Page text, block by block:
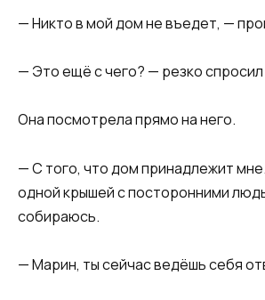
— Никто в мой дом не въедет, —
— Это ещё с чего? — резко
Она посмотрела прямо на него.
— С того, что дом принадлежит
одной крышей с посторонними
собираюсь.
— Марин, ты сейчас ведёшь себя